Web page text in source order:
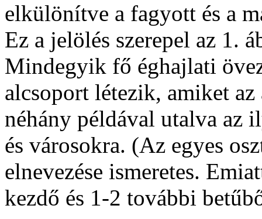
elkülönítve a fagyott és a
Ez a jelölés szerepel az 1.
Mindegyik fő éghajlati
alcsoport létezik, amiket
néhány példával utalva az
és városokra. (Az egyes
elnevezése ismeretes.
kezdő és 1-2 további